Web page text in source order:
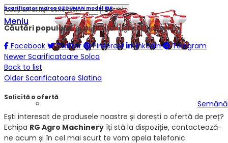
Search
Meniu
Scarificator marca OZDUMAN model IBP
Căutări populare:scarificator agricol Slobozia
Facebook
Twitter Pinterest linkedin
Telegram
Newer Scarificatoare Solca
Back to list
Older Scarificatoare Slatina
Solicită o ofertă
Ești interesat de produsele noastre și dorești o ofertă de preț?
Echipa RG Agro Machinery îți stă la dispoziție, contactează-
ne acum și în cel mai scurt te vom apela telefonic.